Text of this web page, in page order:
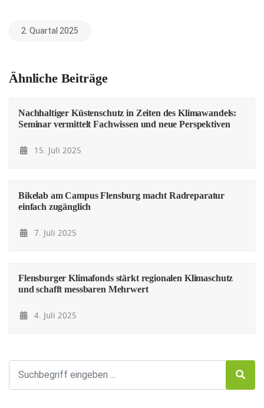
2. Quartal 2025
Ähnliche Beiträge
Nachhaltiger Küstenschutz in Zeiten des Klimawandels:
Seminar vermittelt Fachwissen und neue Perspektiven
15. Juli 2025
Bikelab am Campus Flensburg macht Radreparatur
einfach zugänglich
7. Juli 2025
Flensburger Klimafonds stärkt regionalen Klimaschutz
und schafft messbaren Mehrwert
4. Juli 2025